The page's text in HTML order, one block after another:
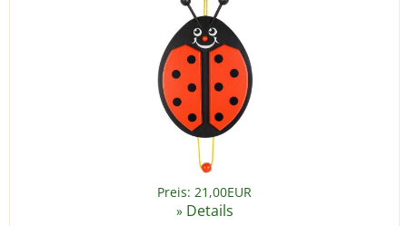
Preis: 21,00EUR
» Details